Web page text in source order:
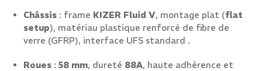
Châssis : frame KIZER Fluid V, montage plat (flat
setup), matériau plastique renforcé de fibre de
verre (GFRP), interface UFS standard .
Roues : 58 mm, dureté 88A, haute adhérence et